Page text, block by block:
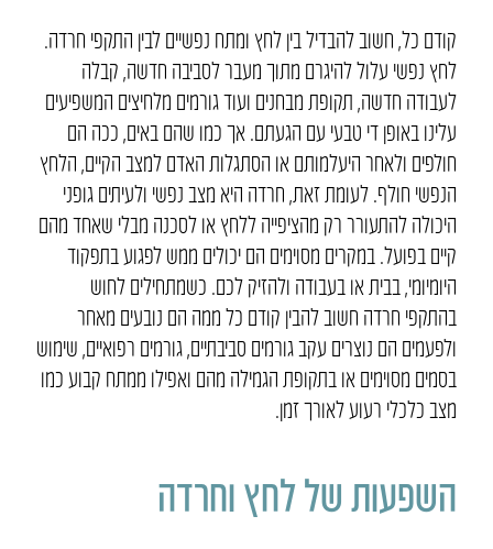
קודם כל, חשוב להבדיל בין לחץ ומתח נפשיים לבין התקפי חרדה.
לחץ נפשי עלול להיגרם מתוך מעבר לסביבה חדשה, קבלה
לעבודה חדשה, תקופת מבחנים ועוד גורמים מלחיצים המשפיעים
עלינו באופן די טבעי עם הגעתם. אך כמו שהם באים, ככה הם
חולפים ולאחר היעלמותם או הסתגלות האדם למצב הקיים, הלחץ
הנפשי חולף. לעומת זאת, חרדה היא מצב נפשי ולעיתים גופני
היכולה להתעורר רק מהציפייה ללחץ או לסכנה מבלי שאחד מהם
קיים בפועל. במקרים מסוימים הם יכולים ממש לפגוע בתפקוד
היומיומי, בבית או בעבודה ולהזיק לכם. כשמתחילים לחוש
בהתקפי חרדה חשוב להבין קודם כל ממה הם נובעים מאחר
ולפעמים הם נוצרים עקב גורמים סביבתיים, גורמים רפואיים, שימוש
בסמים מסוימים או בתקופת הגמילה מהם ואפילו ממתח קבוע כמו
מצב כלכלי רעוע לאורך זמן.
השפעות של לחץ וחרדה